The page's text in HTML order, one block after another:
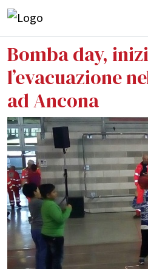
Bomba day,
l’evacuazione
ad Ancona